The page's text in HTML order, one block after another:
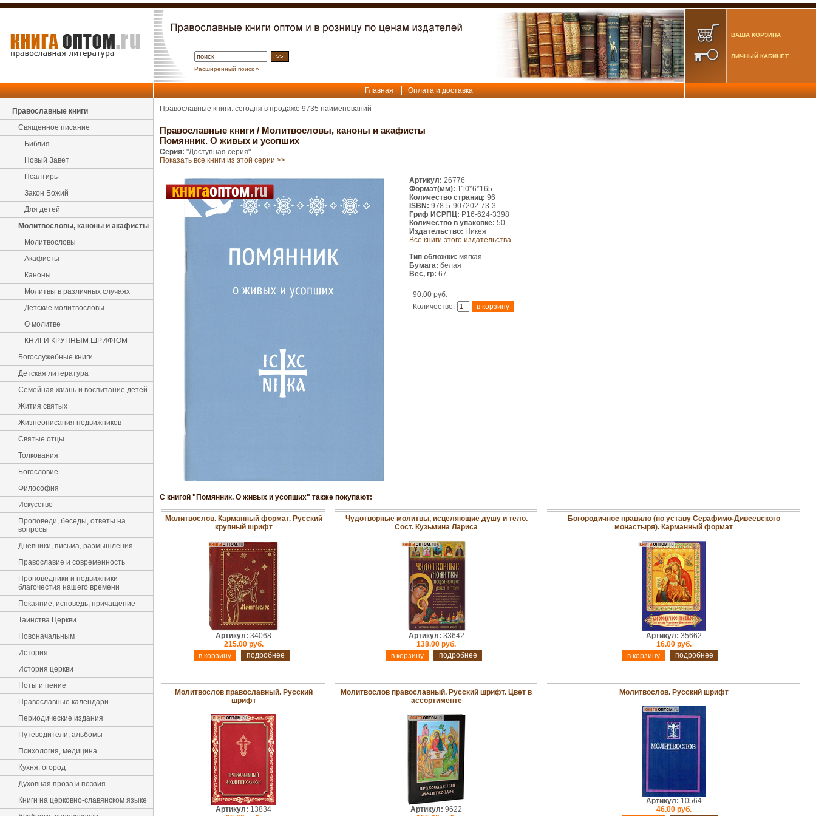
Расширенный поиск »
ВАША КОРЗИНА
ЛИЧНЫЙ КАБИНЕТ
Главная Оплата и доставка
Православные книги
Священное писание
Библия
Новый Завет
Псалтирь
Закон Божий
Для детей
Молитвословы, каноны и акафисты
Молитвословы
Акафисты
Каноны
Молитвы в различных случаях
Детские молитвословы
О молитве
КНИГИ КРУПНЫМ ШРИФТОМ
Богослужебные книги
Детская литература
Семейная жизнь и воспитание детей
Жития святых
Жизнеописания подвижников
Святые отцы
Толкования
Богословие
Философия
Искусство
Проповеди, беседы, ответы на
вопросы
Дневники, письма, размышления
Православие и современность
Проповедники и подвижники
благочестия нашего времени
Покаяние, исповедь, причащение
Таинства Церкви
Новоначальным
История
История церкви
Ноты и пение
Православные календари
Периодические издания
Путеводители, альбомы
Психология, медицина
Кухня, огород
Духовная проза и поэзия
Книги на церковно-славянском языке
Православные книги: сегодня в продаже 9735 наименований
Православные книги / Молитвословы, каноны и акафисты
Помянник. О живых и усопших
Серия: "Доступная серия"
Показать все книги из этой серии >>
Артикул: 26776
Формат(мм): 110*6*165
Количество страниц: 96
ISBN: 978-5-907202-73-3
Гриф ИСРПЦ: Р16-624-3398
Количество в упаковке: 50
Издательство: Никея
Все книги этого издательства
Тип обложки: мягкая
Бумага: белая
Вес, гр: 67
90.00 руб.
Количество:
С книгой "Помянник. О живых и усопших" также покупают:
Молитвослов. Карманный формат. Русский
крупный шрифт
Артикул: 34068
215.00 руб.
подробнее
Чудотворные молитвы, исцеляющие душу и тело.
Сост. Кузьмина Лариса
Артикул: 33642
138.00 руб.
подробнее
Богородичное правило (по уставу Серафимо-Дивеевского
монастыря). Карманный формат
Артикул: 35662
16.00 руб.
подробнее
Молитвослов православный. Русский
шрифт
Артикул: 13834
Молитвослов православный. Русский шрифт. Цвет в
ассортименте
Артикул: 9622
Молитвослов. Русский шрифт
Артикул: 10564
46.00 руб.